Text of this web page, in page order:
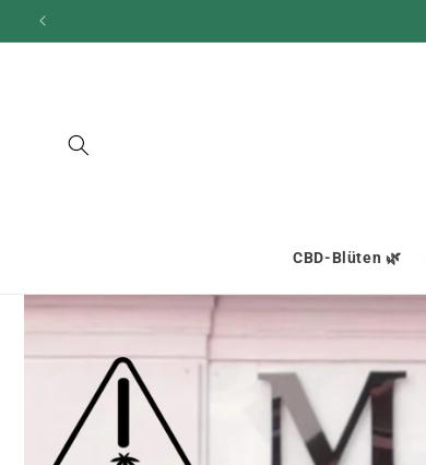
und zum
CBD-Blüten 🌿